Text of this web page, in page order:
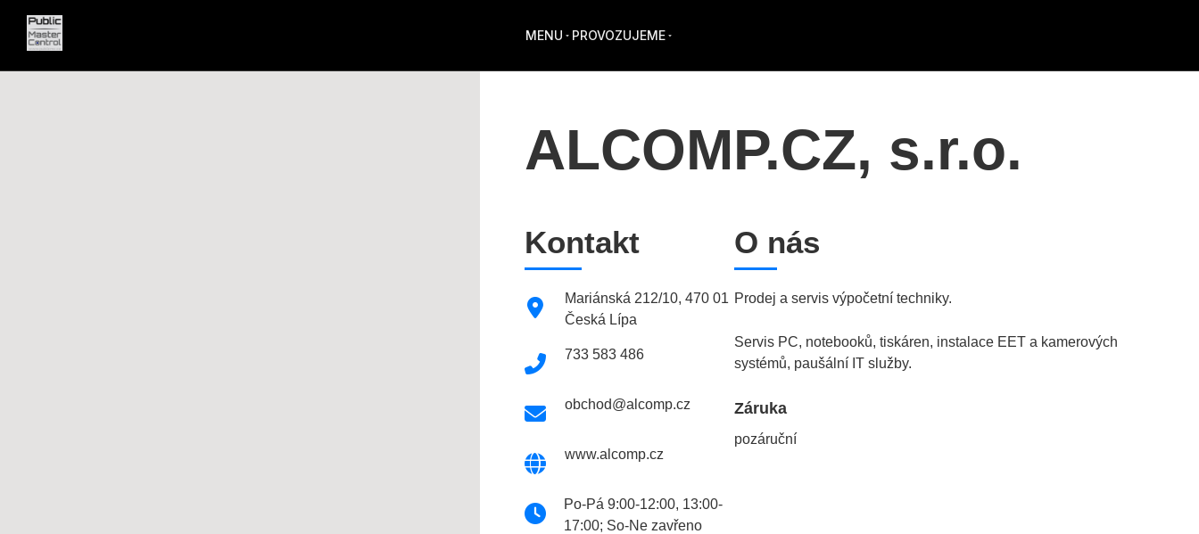
MENU PROVOZUJEME
ALCOMP.CZ, s.r.o.
Kontakt
Mariánská 212/10, 470 01
Česká Lípa
733 583 486
obchod@alcomp.cz
www.alcomp.cz
Po-Pá 9:00-12:00, 13:00-
17:00; So-Ne zavřeno
O nás
Prodej a servis výpočetní techniky.
Servis PC, notebooků, tiskáren, instalace EET a kamerových
systémů, paušální IT služby.
Záruka
pozáruční